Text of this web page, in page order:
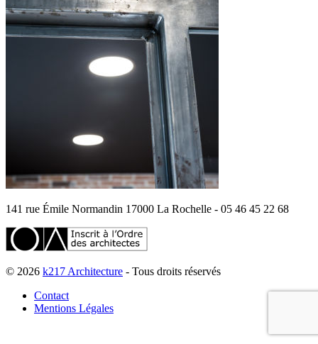
141 rue Émile Normandin 17000 La Rochelle - 05 46 45 22 68
© 2026 k217 Architecture - Tous droits réservés
Contact
Mentions Légales